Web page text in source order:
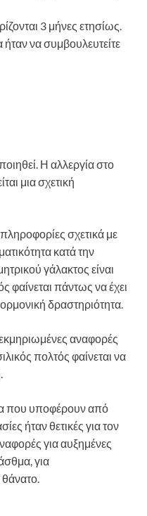
3 μήνες ετησίως.
ήταν να συμβουλευτείτε
Η αλλεργία στο
μια σχετική
σχετικά με
κατά την
γάλακτος είναι
φαίνεται πάντως να έχει
δραστηριότητα.
αναφορές
πολτός φαίνεται να
που υποφέρουν από
ήταν θετικές για τον
για αυξημένες
για
θάνατο.